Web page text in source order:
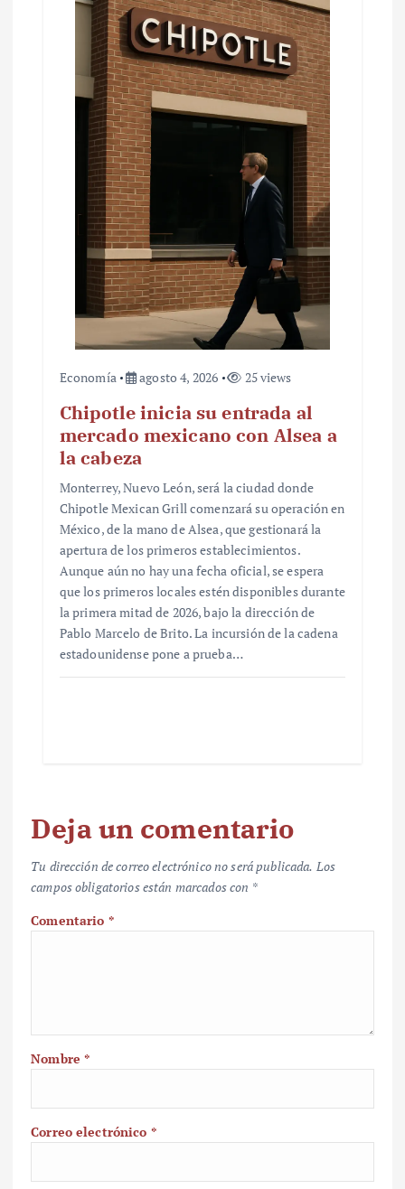
Economía agosto 4, 2026 25 views
Chipotle inicia su entrada al
mercado mexicano con Alsea a
la cabeza
Monterrey, Nuevo León, será la ciudad donde
Chipotle Mexican Grill comenzará su operación en
México, de la mano de Alsea, que gestionará la
apertura de los primeros establecimientos.
Aunque aún no hay una fecha oficial, se espera
que los primeros locales estén disponibles durante
la primera mitad de 2026, bajo la dirección de
Pablo Marcelo de Brito. La incursión de la cadena
estadounidense pone a prueba…
Deja un comentario
Tu dirección de correo electrónico no será publicada. Los
campos obligatorios están marcados con *
Comentario *
Nombre*
Correo electrónico *